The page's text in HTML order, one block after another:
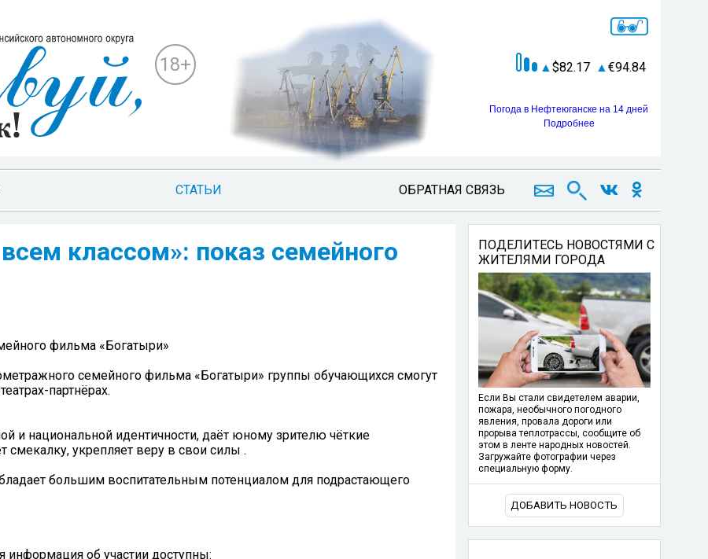
18+ 82.17 94.84
Погода в Нефтеюганске на 14 дней
Подробнее
СТАТЬИ ОБРАТНАЯ СВЯЗЬ
классом»: показ семейного
фильма «Богатыри»
семейного фильма «Богатыри» группы обучающихся смогут
партнёрах.
и национальной идентичности, даёт юному зрителю чёткие
смекалку, укрепляет веру в свои силы .
большим воспитательным потенциалом для подрастающего
информация об участии доступны:
ПОДЕЛИТЕСЬ НОВОСТЯМИ С
ЖИТЕЛЯМИ ГОРОДА
Если Вы стали свидетелем аварии,
пожара, необычного погодного
явления, провала дороги или
прорыва теплотрассы, сообщите об
этом в ленте народных новостей.
Загружайте фотографии через
специальную форму.
ДОБАВИТЬ НОВОСТЬ